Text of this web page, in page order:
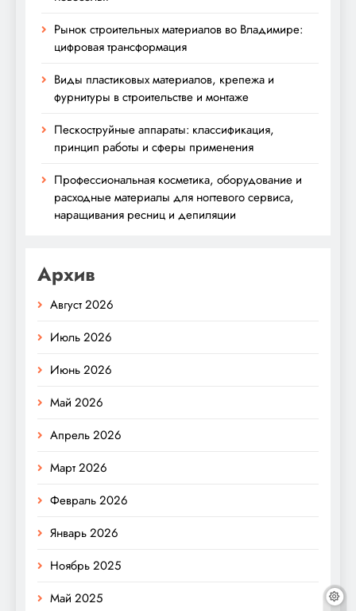
Рынок строительных материалов во Владимире:
цифровая трансформация
Виды пластиковых материалов, крепежа и
фурнитуры в строительстве и монтаже
Пескоструйные аппараты: классификация,
принцип работы и сферы применения
Профессиональная косметика, оборудование и
расходные материалы для ногтевого сервиса,
наращивания ресниц и депиляции
Архив
Август 2026
Июль 2026
Июнь 2026
Май 2026
Апрель 2026
Март 2026
Февраль 2026
Январь 2026
Ноябрь 2025
Май 2025